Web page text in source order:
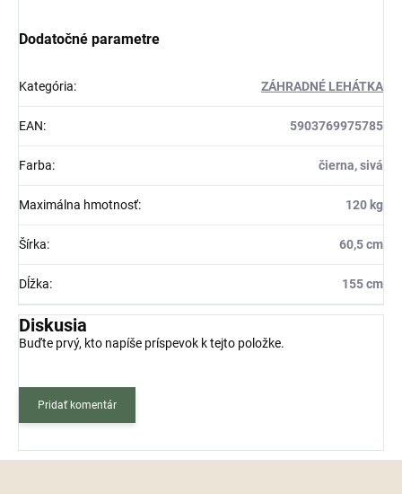
Dodatočné parametre
Kategória: ZÁHRADNÉ LEHÁTKA
EAN: 5903769975785
Farba: čierna, sivá
Maximálna hmotnosť: 120 kg
Šírka: 60,5 cm
Dĺžka: 155 cm
Diskusia
Buďte prvý, kto napíše príspevok k tejto položke.
Pridať komentár